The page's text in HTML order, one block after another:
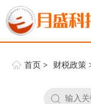
首页 > 财税政策